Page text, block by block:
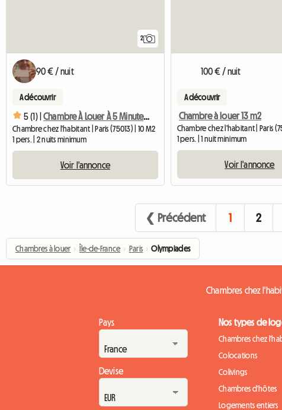
2
90 € / nuit
A découvrir
5 (1) | Chambre À Louer À 5 Minutes Des Grandes Écoles
Chambre chez l'habitant | Paris (75013) | 10 M2
1 pers. | 2 nuits minimum
Voir l'annonce
100 € / nuit
A découvrir
Chambre à louer 13 m2
Chambre chez l'habitant | Paris
1 pers. | 1 nuit minimum
Voir l'annonce
❮ Précédent 1 2
Chambres à louer › Île-de-France › Paris › Olympiades
Chambres chez
Pays
Devise
Nos types de
Chambres chez
Colocations
Colivings
Chambres d'hôtes
Logements entiers